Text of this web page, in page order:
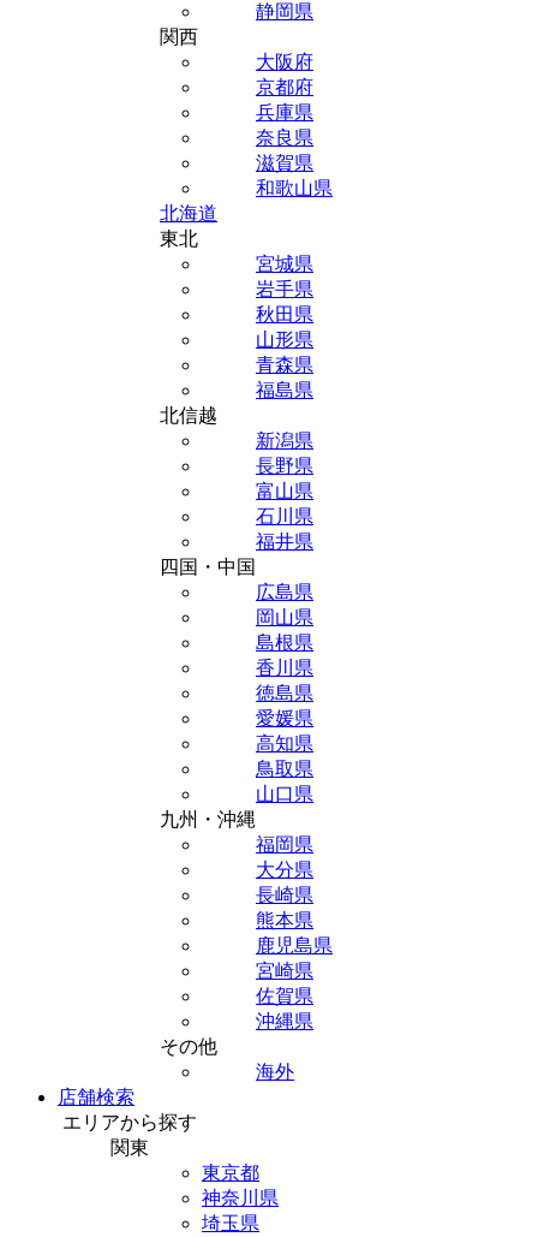
静岡県
関西
大阪府
京都府
兵庫県
奈良県
滋賀県
和歌山県
北海道
東北
宮城県
岩手県
秋田県
山形県
青森県
福島県
北信越
新潟県
長野県
富山県
石川県
福井県
四国・中国
広島県
岡山県
島根県
香川県
徳島県
愛媛県
高知県
鳥取県
山口県
九州・沖縄
福岡県
大分県
長崎県
熊本県
鹿児島県
宮崎県
佐賀県
沖縄県
その他
海外
店舗検索
エリアから探す
関東
東京都
神奈川県
埼玉県